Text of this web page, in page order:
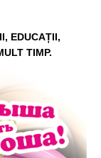
EDUCAȚII,
TIMP.